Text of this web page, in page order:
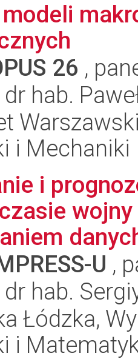
26 ,
hab.
i Mechaniki
i
U ,
hab.
Łódzka,
i